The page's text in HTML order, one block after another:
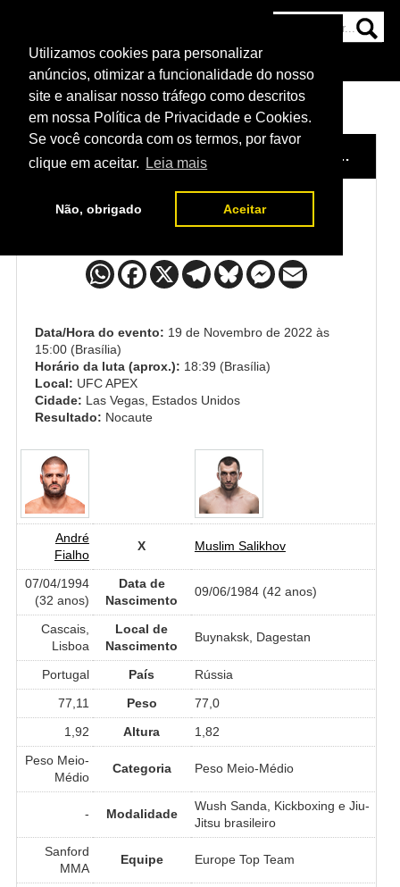
Utilizamos cookies para personalizar
anúncios, otimizar a funcionalidade do nosso
site e analisar nosso tráfego como descritos
em nossa Política de Privacidade e Cookies.
Se você concorda com os termos, por favor
clique em aceitar.
Leia mais
Não, obrigado Aceitar
NOTÍCIAS
HOME EVENTO / UFC VEGAS 65: LEWIS X SPIVAC
André Fialho x Muslim Salikhov
Data/Hora do evento: 19 de Novembro de 2022 às
15:00 (Brasília)
Horário da luta (aprox.): 18:39 (Brasília)
Local: UFC APEX
Cidade: Las Vegas, Estados Unidos
Resultado: Nocaute
André
Fialho
X Muslim Salikhov
07/04/1994
(32 anos)
Data de
Nascimento
09/06/1984 (42 anos)
Cascais,
Lisboa
Local de
Nascimento
Buynaksk, Dagestan
Portugal País
Rússia
77,11
Peso
77,0
1,92
Altura
1,82
Peso Meio-
Médio
Categoria Peso Meio-Médio
- Modalidade
Wush Sanda, Kickboxing e Jiu-
Jitsu brasileiro
Sanford
MMA
Equipe Europe Top Team